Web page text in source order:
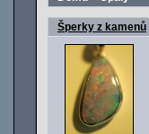
Šperky z kamenů